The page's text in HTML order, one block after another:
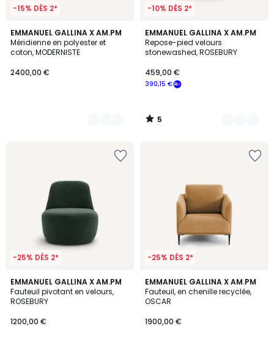
-15% DÈS 2*
EMMANUEL GALLINA X AM.PM
Méridienne en polyester et
coton, MODERNISTE
2400,00 €
5
Couleurs
-10% DÈS 2*
EMMANUEL GALLINA X AM.PM
Repose-pied velours
stonewashed, ROSEBURY
390,15 €
459,00 €
5
/
5
2
Couleurs
5
/
-25% DÈS 2*
EMMANUEL GALLINA X AM.PM
Fauteuil pivotant en velours,
ROSEBURY
1200,00 €
9
Couleurs
-25% DÈS 2*
EMMANUEL GALLINA X AM.PM
Fauteuil, en chenille recyclée,
OSCAR
1900,00 €
3
Couleurs